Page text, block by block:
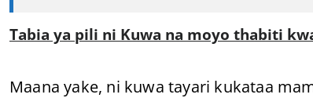
Tabia ya pili ni Kuwa na moyo thabiti
Maana yake, ni kuwa tayari kukataa